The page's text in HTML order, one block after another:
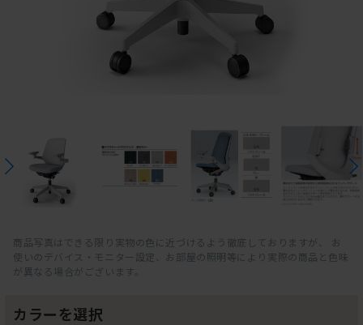
商品写真はできる限り実物の色に近づけるよう徹底しておりますが、 お
使いのデバイス・モニター設定、お部屋の照明等により実際の商品と色味
が異なる場合がございます。
カラーを選択